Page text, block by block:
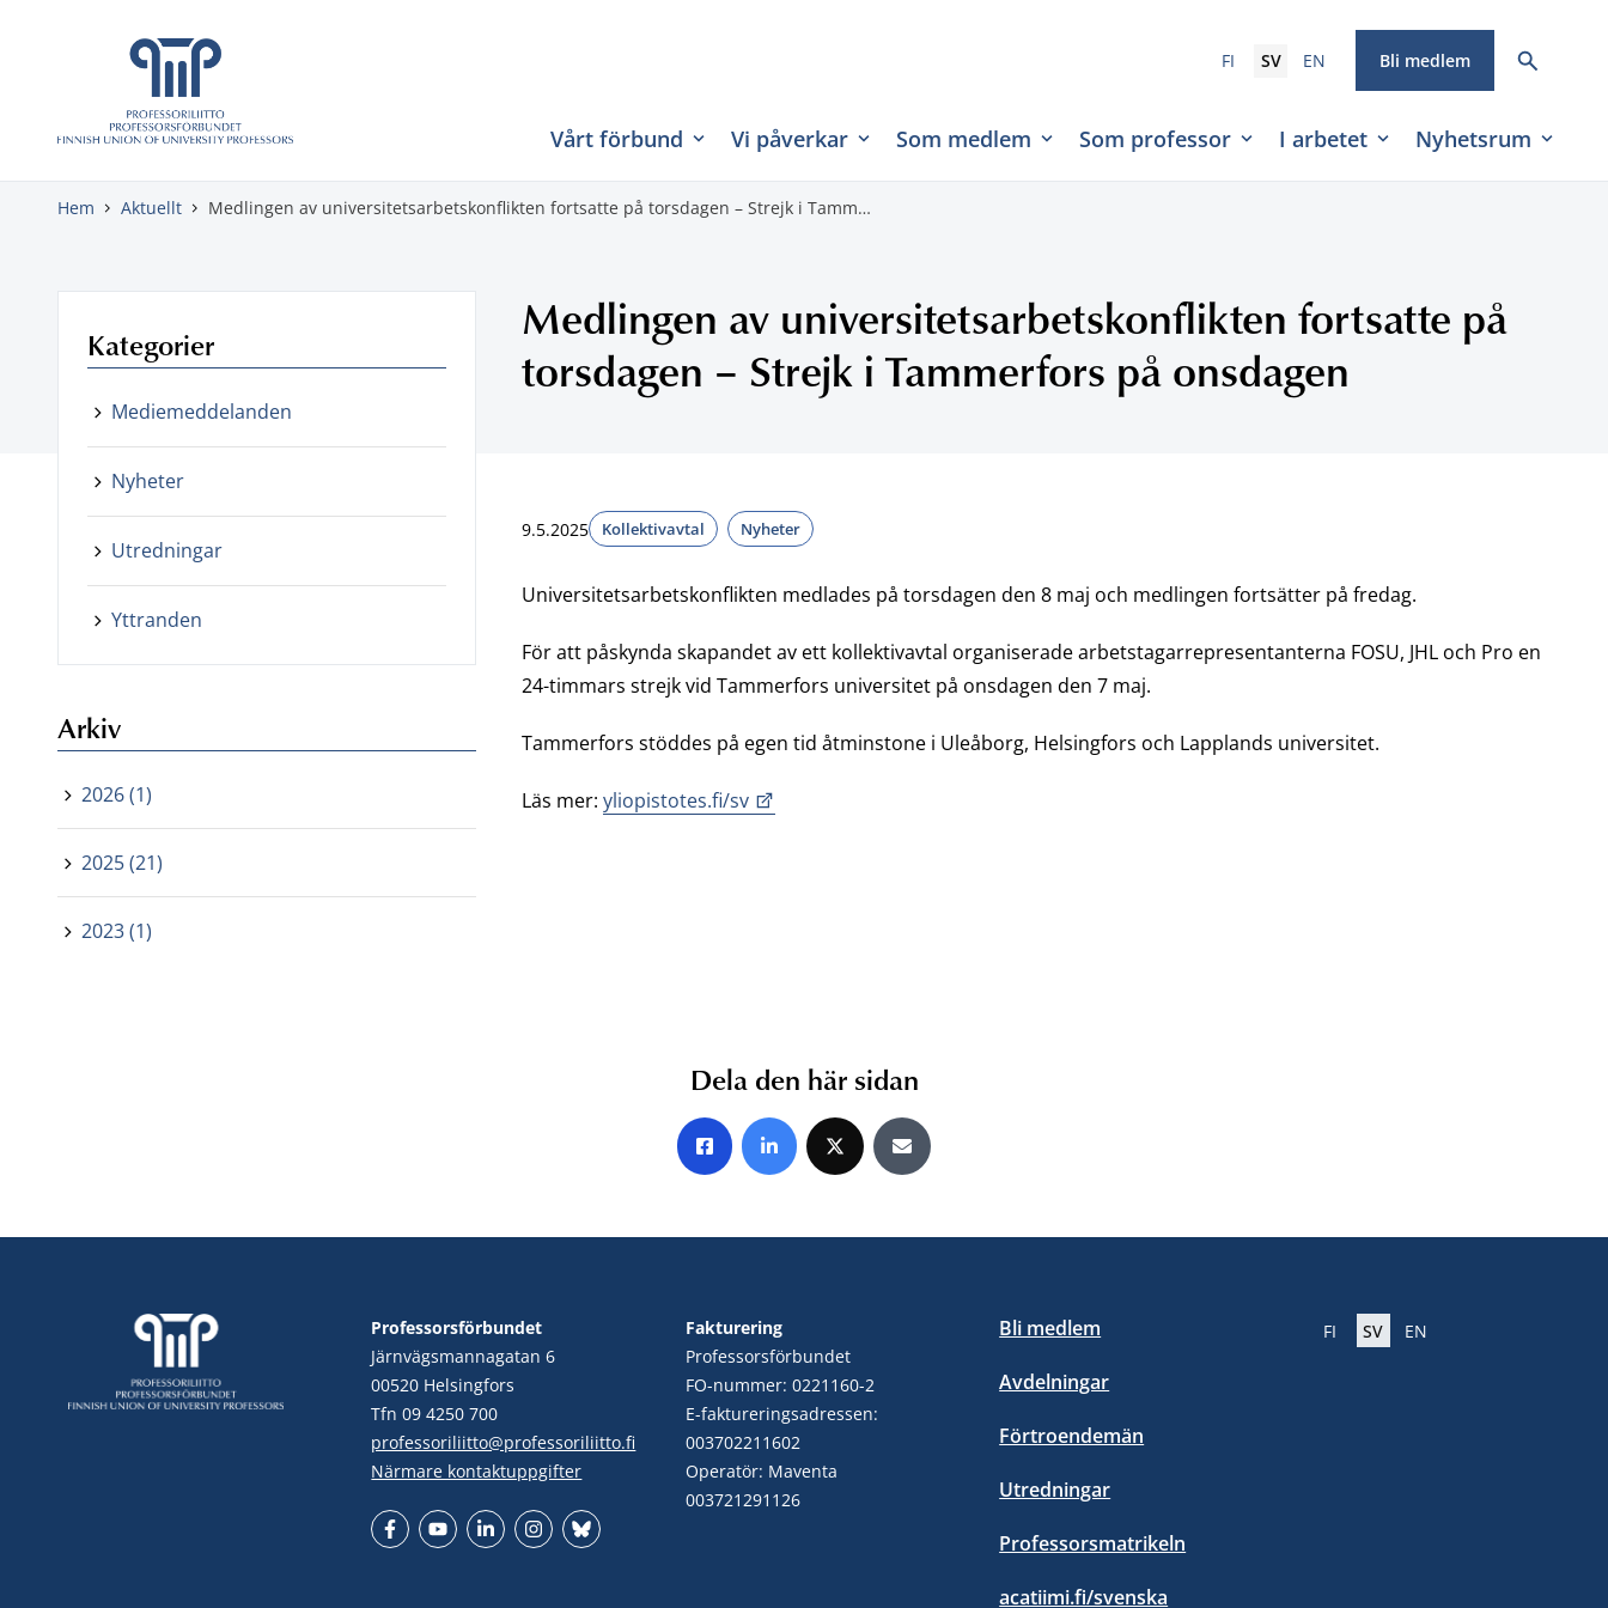
Gå direkt till innehåll
FI SV EN Bli medlem
Vårt förbund Vi påverkar Som medlem Som professor I arbetet Nyhetsrum
Hem Aktuellt Medlingen av universitetsarbetskonflikten fortsatte på torsdagen – Strejk i Tamm…
Medlingen av universitetsarbetskonflikten fortsatte på
torsdagen – Strejk i Tammerfors på onsdagen
9.5.2025 Kollektivavtal Nyheter
Universitetsarbetskonflikten medlades på torsdagen den 8 maj och medlingen fortsätter på fredag.
För att påskynda skapandet av ett kollektivavtal organiserade arbetstagarrepresentanterna FOSU, JHL och Pro en
24-timmars strejk vid Tammerfors universitet på onsdagen den 7 maj.
Tammerfors stöddes på egen tid åtminstone i Uleåborg, Helsingfors och Lapplands universitet.
Läs mer: yliopistotes.fi/sv
Kategorier
Mediemeddelanden
Nyheter
Utredningar
Yttranden
Arkiv
2026 (1)
2025 (21)
2023 (1)
Dela den här sidan
Share on Facebook
Share on LinkedIn
Share on XShare by E-mail
Professorsförbundet
Järnvägsmannagatan 6
00520 Helsingfors
Tfn 09 4250 700
professoriliitto@professoriliitto.fi
Närmare kontaktuppgifter
Fakturering
Professorsförbundet
FO-nummer: 0221160-2
E-faktureringsadressen:
003702211602
Operatör: Maventa
003721291126
Bli medlem
Avdelningar
Förtroendemän
Utredningar
Professorsmatrikeln
acatiimi.fi/svenska
FI SV EN